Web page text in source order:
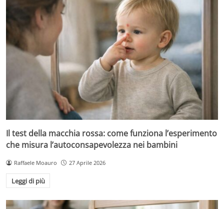
Il test della macchia rossa: come funziona l’esperimento
che misura l’autoconsapevolezza nei bambini
Raffaele Moauro 27 Aprile 2026
Leggi di più